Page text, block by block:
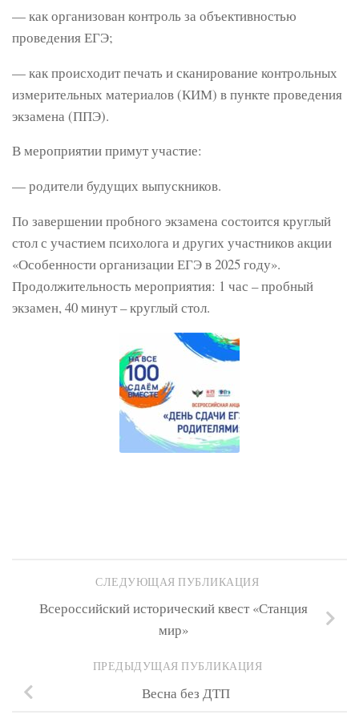
— как организован контроль за объективностью
проведения ЕГЭ;
— как происходит печать и сканирование контрольных
измерительных материалов (КИМ) в пункте проведения
экзамена (ППЭ).
В мероприятии примут участие:
— родители будущих выпускников.
По завершении пробного экзамена состоится круглый
стол с участием психолога и других участников акции
«Особенности организации ЕГЭ в 2025 году».
Продолжительность мероприятия: 1 час – пробный
экзамен, 40 минут – круглый стол.
СЛЕДУЮЩАЯ ПУБЛИКАЦИЯ
Всероссийский исторический квест «Станция
мир»
ПРЕДЫДУЩАЯ ПУБЛИКАЦИЯ
Весна без ДТП